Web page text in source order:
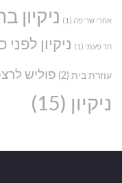
אחרי שריפה (1) ניקיון
חד פעמי (1) ניקיון לפני
עוזרת בית (2) פוליש
ניקיון (15)